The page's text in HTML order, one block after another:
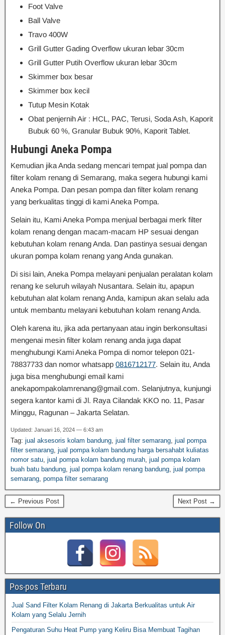
Foot Valve
Ball Valve
Travo 400W
Grill Gutter Gading Overflow ukuran lebar 30cm
Grill Gutter Putih Overflow ukuran lebar 30cm
Skimmer box besar
Skimmer box kecil
Tutup Mesin Kotak
Obat penjernih Air : HCL, PAC, Terusi, Soda Ash, Kaporit
Bubuk 60 %, Granular Bubuk 90%, Kaporit Tablet.
Hubungi Aneka Pompa
Kemudian jika Anda sedang mencari tempat jual pompa dan
filter kolam renang di Semarang, maka segera hubungi kami
Aneka Pompa. Dan pesan pompa dan filter kolam renang
yang berkualitas tinggi di kami Aneka Pompa.
Selain itu, Kami Aneka Pompa menjual berbagai merk filter
kolam renang dengan macam-macam HP sesuai dengan
kebutuhan kolam renang Anda. Dan pastinya sesuai dengan
ukuran pompa kolam renang yang Anda gunakan.
Di sisi lain, Aneka Pompa melayani penjualan peralatan kolam
renang ke seluruh wilayah Nusantara. Selain itu, apapun
kebutuhan alat kolam renang Anda, kamipun akan selalu ada
untuk membantu melayani kebutuhan kolam renang Anda.
Oleh karena itu, jika ada pertanyaan atau ingin berkonsultasi
mengenai mesin filter kolam renang anda juga dapat
menghubungi Kami Aneka Pompa di nomor telepon 021-
78837733 dan nomor whatsapp 0816712177. Selain itu, Anda
juga bisa menghubungi email kami
anekapompakolamrenang@gmail.com. Selanjutnya, kunjungi
segera kantor kami di Jl. Raya Cilandak KKO no. 11, Pasar
Minggu, Ragunan – Jakarta Selatan.
Updated: Januari 16, 2024 — 6:43 am
Tag: jual aksesoris kolam bandung, jual filter semarang, jual pompa
filter semarang, jual pompa kolam bandung harga bersahabt kuliatas
nomor satu, jual pompa kolam bandung murah, jual pompa kolam
buah batu bandung, jual pompa kolam renang bandung, jual pompa
semarang, pompa filter semarang
← Previous Post Next Post →
Follow On
Pos-pos Terbaru
Jual Sand Filter Kolam Renang di Jakarta Berkualitas untuk Air
Kolam yang Selalu Jernih
Pengaturan Suhu Heat Pump yang Keliru Bisa Membuat Tagihan